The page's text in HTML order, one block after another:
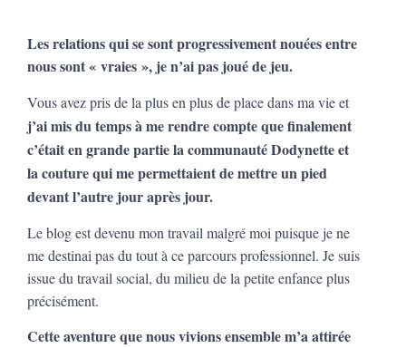
Les relations qui se sont progressivement nouées entre
nous sont « vraies », je n’ai pas joué de jeu.
Vous avez pris de la plus en plus de place dans ma vie et
j’ai mis du temps à me rendre compte que finalement
c’était en grande partie la communauté Dodynette et
la couture qui me permettaient de mettre un pied
devant l’autre jour après jour.
Le blog est devenu mon travail malgré moi puisque je ne
me destinai pas du tout à ce parcours professionnel. Je suis
issue du travail social, du milieu de la petite enfance plus
précisément.
Cette aventure que nous vivions ensemble m’a attirée